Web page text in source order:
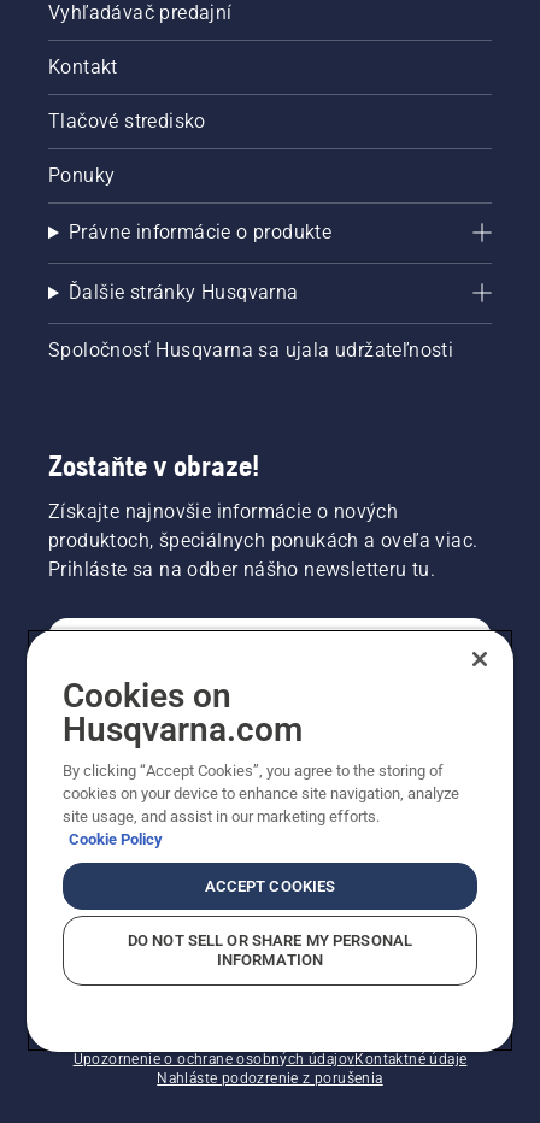
Vyhľadávač predajní
Kontakt
Tlačové stredisko
Ponuky
Právne informácie o produkte
Ďalšie stránky Husqvarna
Spoločnosť Husqvarna sa ujala udržateľnosti
Zostaňte v obraze!
Získajte najnovšie informácie o nových
produktoch, špeciálnych ponukách a oveľa viac.
Prihláste sa na odber nášho newsletteru tu.
PROFESIONÁLNE
Upozornenie o ochrane osobných údajovKontaktné údaje
Nahláste podozrenie z porušenia
Cookies on
Husqvarna.com
By clicking “Accept Cookies”, you agree to the storing of
cookies on your device to enhance site navigation, analyze
site usage, and assist in our marketing efforts.
Cookie Policy
ACCEPT COOKIES
DO NOT SELL OR SHARE MY PERSONAL
INFORMATION